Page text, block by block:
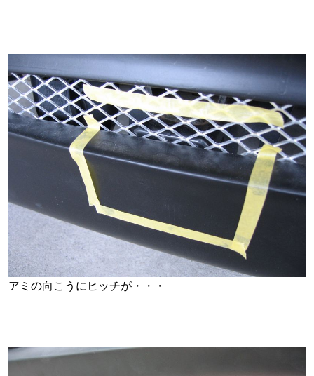
アミの向こうにヒッチが・・・